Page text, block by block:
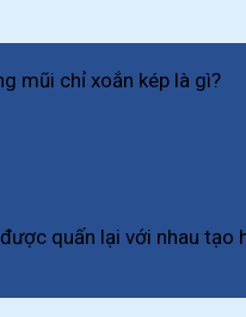
mũi chỉ xoắn kép là gì?
quấn lại với nhau tạo